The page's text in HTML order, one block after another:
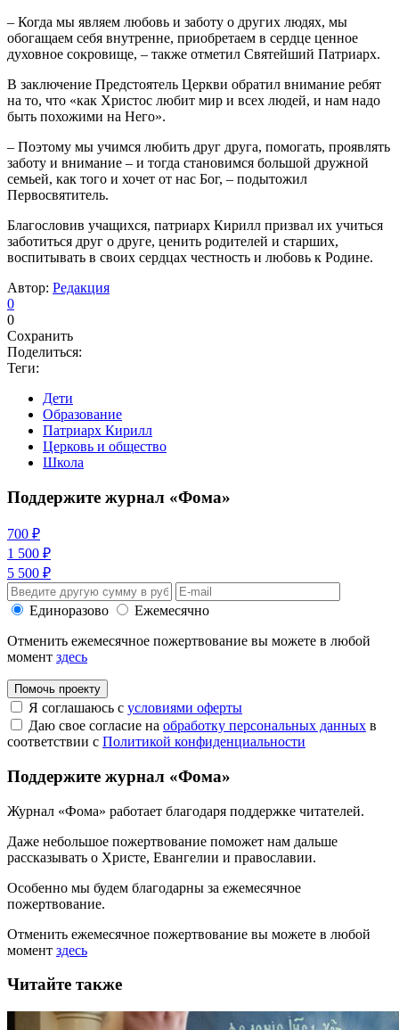
– Когда мы являем любовь и заботу о других людях, мы
обогащаем себя внутренне, приобретаем в сердце ценное
духовное сокровище, – также отметил Святейший Патриарх.
В заключение Предстоятель Церкви обратил внимание ребят
на то, что «как Христос любит мир и всех людей, и нам надо
быть похожими на Него».
– Поэтому мы учимся любить друг друга, помогать, проявлять
заботу и внимание – и тогда становимся большой дружной
семьей, как того и хочет от нас Бог, – подытожил
Первосвятитель.
Благословив учащихся, патриарх Кирилл призвал их учиться
заботиться друг о друге, ценить родителей и старших,
воспитывать в своих сердцах честность и любовь к Родине.
Автор: Редакция
0
0
Сохранить
Поделиться:
Теги:
Дети
Образование
Патриарх Кирилл
Церковь и общество
Школа
Поддержите журнал «Фома»
700 ₽
1 500 ₽
5 500 ₽
Единоразово
Ежемесячно
Отменить ежемесячное пожертвование вы можете в любой
момент здесь
Помочь проекту
Я соглашаюсь с условиями оферты
Даю свое согласие на обработку персональных данных в
соответствии с Политикой конфиденциальности
Поддержите журнал «Фома»
Журнал «Фома» работает благодаря поддержке читателей.
Даже небольшое пожертвование поможет нам дальше
рассказывать о Христе, Евангелии и православии.
Особенно мы будем благодарны за ежемесячное
пожертвование.
Отменить ежемесячное пожертвование вы можете в любой
момент здесь
Читайте также